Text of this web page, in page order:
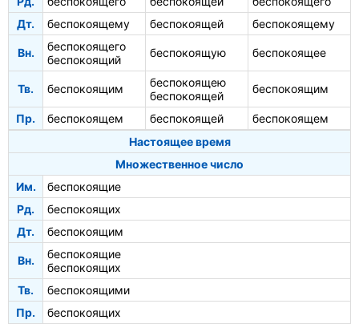
Дт.
беспокоящему беспокоящей беспокоящему
Вн.
беспокоящего
беспокоящий
беспокоящую беспокоящее
Тв. беспокоящим
беспокоящею
беспокоящей
беспокоящим
Пр. беспокоящем беспокоящей
беспокоящем
Настоящее время
Множественное число
Им.
беспокоящие
Рд.
беспокоящих
Дт.
беспокоящим
Вн.
беспокоящие
беспокоящих
Тв.
беспокоящими
Пр.
беспокоящих